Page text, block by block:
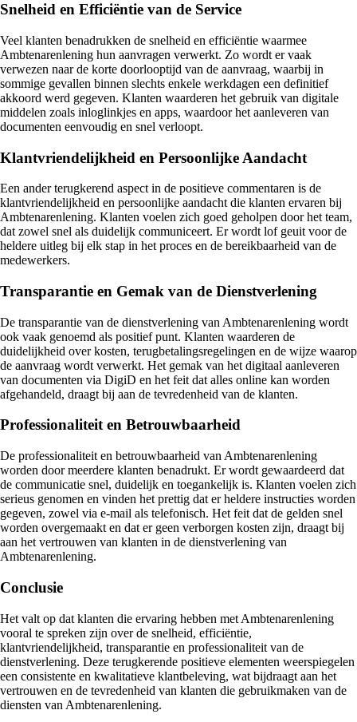
Snelheid en Efficiëntie van de Service
Veel klanten benadrukken de snelheid en efficiëntie waarmee
Ambtenarenlening hun aanvragen verwerkt. Zo wordt er vaak
verwezen naar de korte doorlooptijd van de aanvraag, waarbij in
sommige gevallen binnen slechts enkele werkdagen een definitief
akkoord werd gegeven. Klanten waarderen het gebruik van digitale
middelen zoals inloglinkjes en apps, waardoor het aanleveren van
documenten eenvoudig en snel verloopt.
Klantvriendelijkheid en Persoonlijke Aandacht
Een ander terugkerend aspect in de positieve commentaren is de
klantvriendelijkheid en persoonlijke aandacht die klanten ervaren bij
Ambtenarenlening. Klanten voelen zich goed geholpen door het team,
dat zowel snel als duidelijk communiceert. Er wordt lof geuit voor de
heldere uitleg bij elk stap in het proces en de bereikbaarheid van de
medewerkers.
Transparantie en Gemak van de Dienstverlening
De transparantie van de dienstverlening van Ambtenarenlening wordt
ook vaak genoemd als positief punt. Klanten waarderen de
duidelijkheid over kosten, terugbetalingsregelingen en de wijze waarop
de aanvraag wordt verwerkt. Het gemak van het digitaal aanleveren
van documenten via DigiD en het feit dat alles online kan worden
afgehandeld, draagt bij aan de tevredenheid van de klanten.
Professionaliteit en Betrouwbaarheid
De professionaliteit en betrouwbaarheid van Ambtenarenlening
worden door meerdere klanten benadrukt. Er wordt gewaardeerd dat
de communicatie snel, duidelijk en toegankelijk is. Klanten voelen zich
serieus genomen en vinden het prettig dat er heldere instructies worden
gegeven, zowel via e-mail als telefonisch. Het feit dat de gelden snel
worden overgemaakt en dat er geen verborgen kosten zijn, draagt bij
aan het vertrouwen van klanten in de dienstverlening van
Ambtenarenlening.
Conclusie
Het valt op dat klanten die ervaring hebben met Ambtenarenlening
vooral te spreken zijn over de snelheid, efficiëntie,
klantvriendelijkheid, transparantie en professionaliteit van de
dienstverlening. Deze terugkerende positieve elementen weerspiegelen
een consistente en kwalitatieve klantbeleving, wat bijdraagt aan het
vertrouwen en de tevredenheid van klanten die gebruikmaken van de
diensten van Ambtenarenlening.